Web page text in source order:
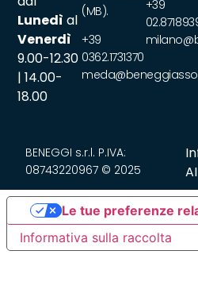
Lunedì al
Venerdì
9.00-12.30
| 14.00-
18.00
(MB).
+39
0362.1731370
+39
BENEGGI s.r.l. P.IVA:
08743220967 © 2025
AI
Informativa sulla raccolta
Le tue preferenze